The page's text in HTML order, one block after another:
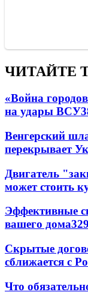
ЧИТАЙТЕ
«Война
на удары ВСУ
Венгерский
перекрывает
Двигатель
может стоить
Эффективные
вашего дома329
Скрытые
сближается с
Что